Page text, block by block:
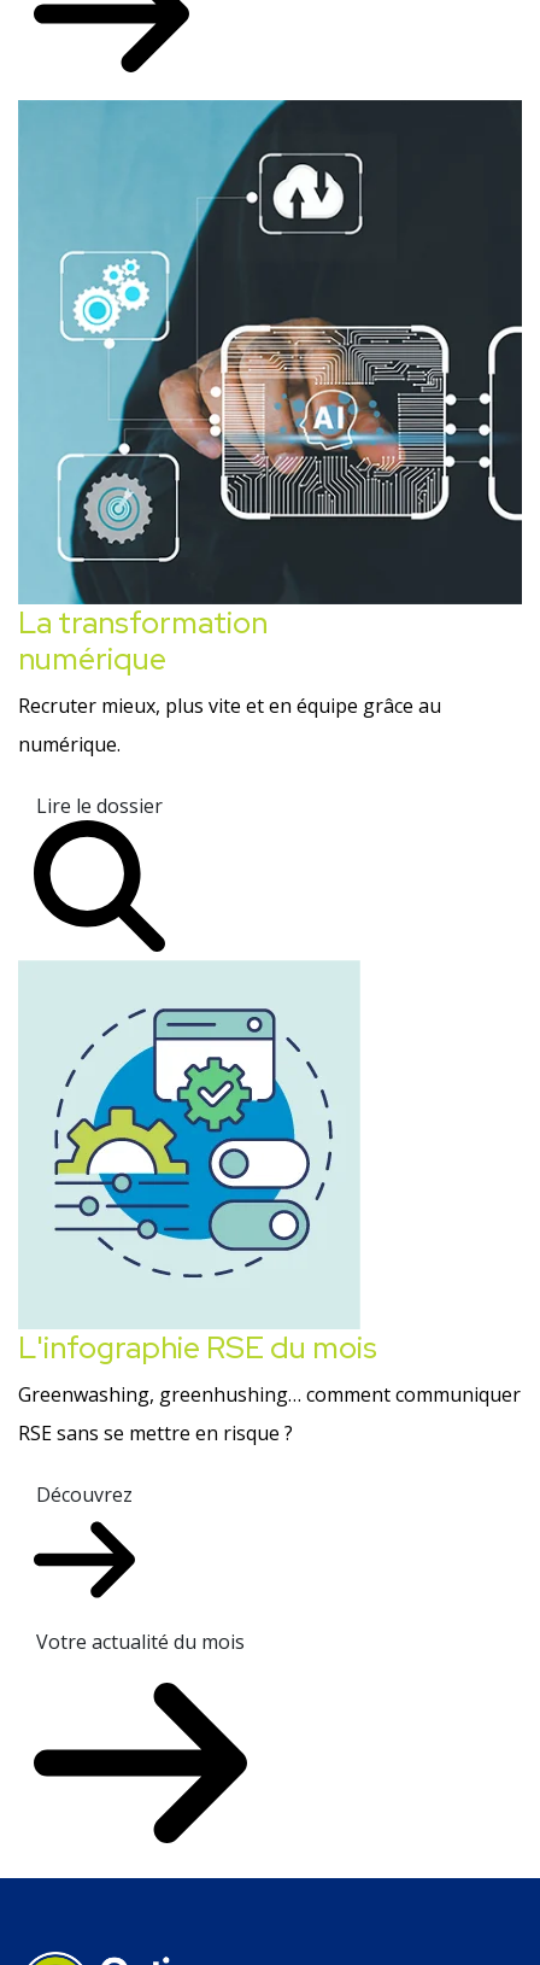
La transformation
numérique
Recruter mieux, plus vite et en équipe grâce au
numérique.
Lire le dossier
L'infographie RSE du mois
Greenwashing, greenhushing… comment communiquer
RSE sans se mettre en risque ?
Découvrez
Votre actualité du mois